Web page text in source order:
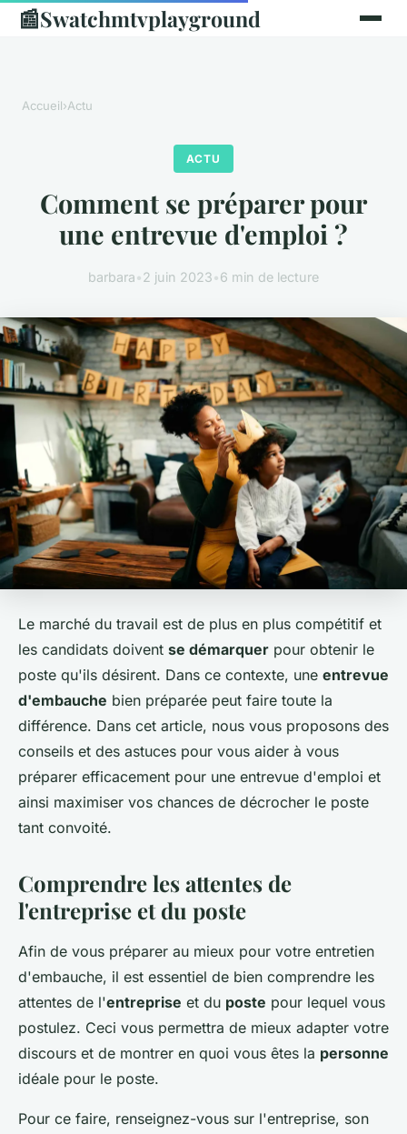
📰Swatchmtvplayground
Accueil›Actu
ACTU
Comment se préparer pour
une entrevue d'emploi ?
barbara•2 juin 2023•6 min de lecture
Le marché du travail est de plus en plus compétitif et
les candidats doivent se démarquer pour obtenir le
poste qu'ils désirent. Dans ce contexte, une entrevue
d'embauche bien préparée peut faire toute la
différence. Dans cet article, nous vous proposons des
conseils et des astuces pour vous aider à vous
préparer efficacement pour une entrevue d'emploi et
ainsi maximiser vos chances de décrocher le poste
tant convoité.
Comprendre les attentes de
l'entreprise et du poste
Afin de vous préparer au mieux pour votre entretien
d'embauche, il est essentiel de bien comprendre les
attentes de l'entreprise et du poste pour lequel vous
postulez. Ceci vous permettra de mieux adapter votre
discours et de montrer en quoi vous êtes la personne
idéale pour le poste.
Pour ce faire, renseignez-vous sur l'entreprise, son